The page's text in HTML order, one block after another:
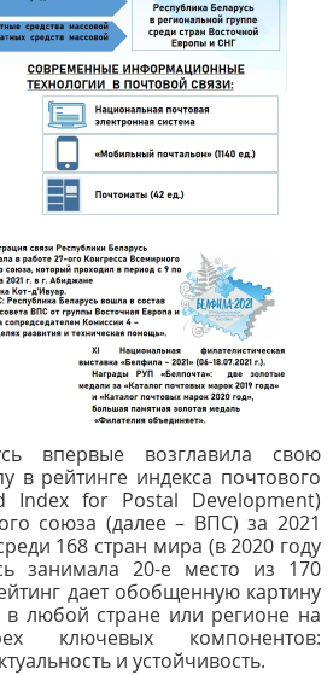
впервые возглавила свою
в рейтинге индекса почтового
Index for Postal Development)
союза (далее – ВПС) за 2021
168 стран мира (в 2020 году
занимала 20-е место из 170
дает обобщенную картину
в любой стране или регионе на
ключевых компонентов:
и устойчивость.